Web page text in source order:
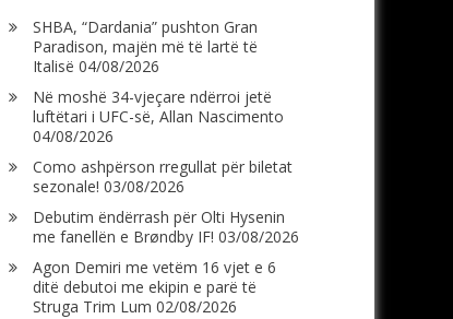
SHBA, “Dardania” pushton Gran
Paradison, majën më të lartë të
Italisë 04/08/2026
Në moshë 34-vjeçare ndërroi jetë
luftëtari i UFC-së, Allan Nascimento
04/08/2026
Como ashpërson rregullat për biletat
sezonale! 03/08/2026
Debutim ëndërrash për Olti Hysenin
me fanellën e Brøndby IF! 03/08/2026
Agon Demiri me vetëm 16 vjet e 6
ditë debutoi me ekipin e parë të
Struga Trim Lum 02/08/2026